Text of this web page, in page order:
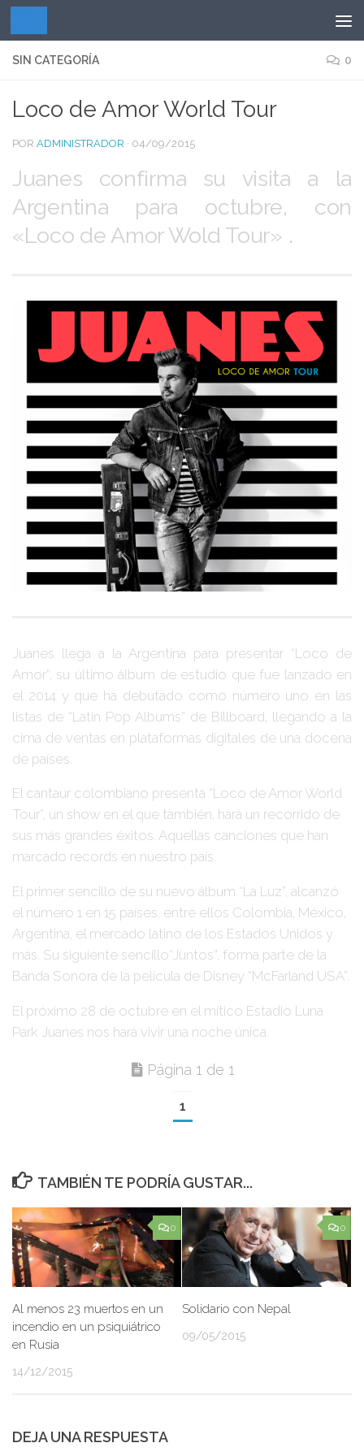
SIN CATEGORÍA 0
Loco de Amor World Tour
POR ADMINISTRADOR · 04/09/2015
Juanes confirma su visita a la
Argentina para octubre, con
«Loco de Amor Wold Tour» .
Juanes llega a la Argentina para presentar “Loco de
Amor” , su último álbum de estudio que fue lanzado en
el 2014 y que ha debutado como número uno en las
listas de “Latin Pop Albums” de Billboard, llegando a la
cima de ventas en plataformas digitales de una docena
de países.
El cantaur colombiano presenta “Loco de Amor World
Tour”, un show en el que también, hará un recorrido de
sus más grandes éxitos. Aquellas canciones que han
marcado records en nuestro país.
El primer sencillo de su nuevo álbum “La Luz”, alcanzó
el número 1 en 15 países, entre ellos Colombia, México,
Argentina, el mercado latino de los Estados Unidos y
más. Su siguiente sencillo“Juntos”, forma parte de la
Banda Sonora de la película de Disney “McFarland USA”.
El próximo 28 de octubre en el mítico Estadio Luna
Park Juanes nos hará vivir una noche única.
Página 1 de 1
1
TAMBIÉN TE PODRÍA GUSTAR...
0
Al menos 23 muertos en un
incendio en un psiquiátrico
en Rusia
14/12/2015
0
Solidario con Nepal
09/05/2015
DEJA UNA RESPUESTA